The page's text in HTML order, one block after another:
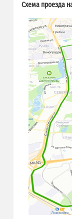
Схема проезда